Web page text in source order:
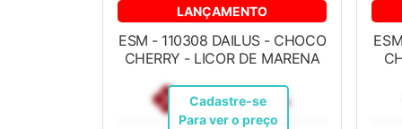
LANÇAMENTO
ESM - 110308 DAILUS - CHOCO
CHERRY - LICOR DE MARENA
Cadastre-se
Para ver o preço
R$ 12,10 Pix